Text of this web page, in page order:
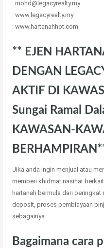
: mohd@legacyrealty.my
: www.legacyrealty.my
: www.hartanahhot.com
** EJEN
DENGAN
AKTIF DI
Sungai Ramal
KAWASAN-
Jika anda ingin menjual atau
memberi khidmat nasihat
hartanah bermula dari peringkat
deposit, proses pembiayaan
sebagainya.
Bagaimana cara